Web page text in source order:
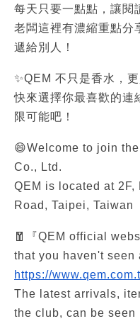
每天只要一點點，讓閱
老闆這裡有濃縮重點分
遞給別人！
✨QEM 不只是香水，
快來選擇你最喜歡的連
限可能吧！
😄Welcome to join
Co., Ltd.
QEM is located at
Road, Taipei, Taiwan
🧧『QEM official
that you haven't seen
https://
The latest arrivals,
the club, can be